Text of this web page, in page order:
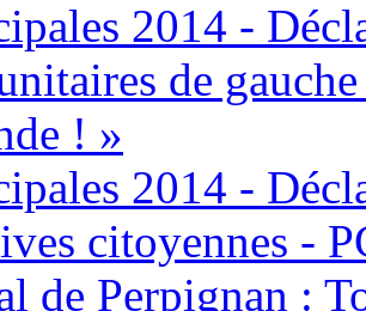
2014 -
de
! »
2014 -
citoyennes -
de Perpignan :